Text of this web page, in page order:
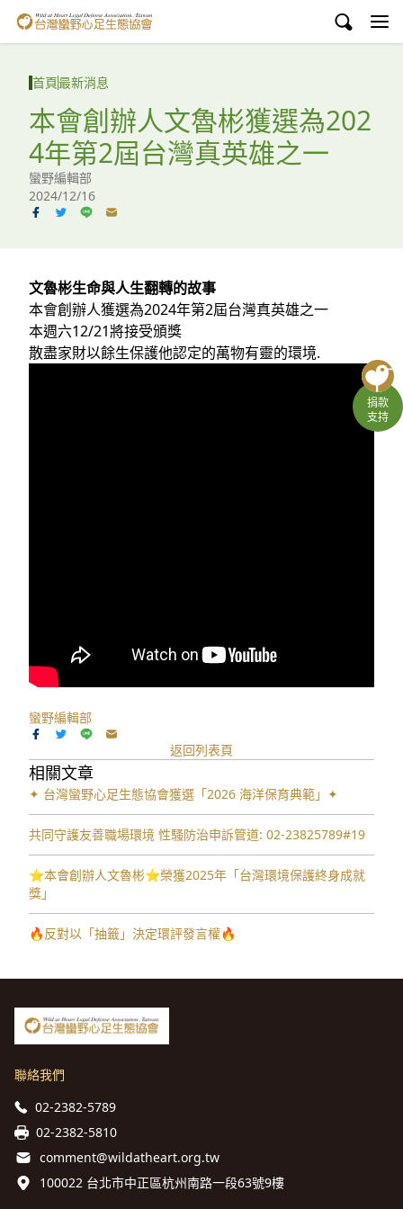
台灣蠻野心足生態協會
議題與行動
環境教育
白海豚媽祖宮
English
臉書
YouTube
捐款
支持
首頁最新消息
本會創辦人文魯彬獲選為202
4年第2屆台灣真英雄之一
蠻野編輯部
2024/12/16
文魯彬生命與人生翻轉的故事
本會創辦人獲選為2024年第2屆台灣真英雄之一
本週六12/21將接受頒獎
散盡家財以餘生保護他認定的萬物有靈的環境.
蠻野編輯部
返回列表頁
相關文章
✦ 台灣蠻野心足生態協會獲選「2026 海洋保育典範」✦
共同守護友善職場環境 性騷防治申訴管道: 02-23825789#19
⭐️本會創辦人文魯彬⭐️榮獲2025年「台灣環境保護終身成就
獎」
🔥反對以「抽籤」決定環評發言權🔥
聯絡我們
02-2382-5789
02-2382-5810
comment@wildatheart.org.tw
100022 台北市中正區杭州南路一段63號9樓